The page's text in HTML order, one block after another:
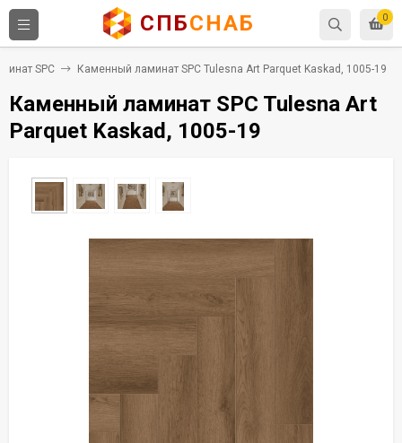
0
СПБСНАБ
SPC Каменный ламинат SPC Tulesna Art Parquet Kaskad, 1005-19
Каменный ламинат SPC Tulesna Art
Parquet Kaskad, 1005-19